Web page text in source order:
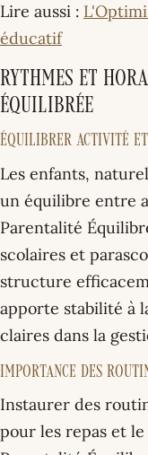
Lire aussi :
éducatif
Rythmes et
Équilibrée
Équilibrer Activité et
Les enfants,
un équilibre entre
Parentalité
scolaires et
structure
apporte stabilité à
claires dans la
Importance des
Instaurer des
pour les repas et